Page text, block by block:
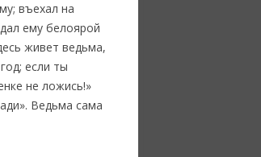
въехал на
ему белоярой
живет ведьма,
если ты
не ложись!»
Ведьма сама